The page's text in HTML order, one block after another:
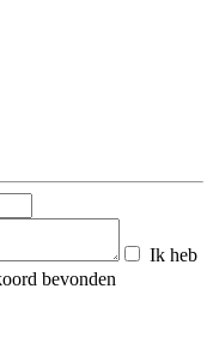
Ik heb
bevonden